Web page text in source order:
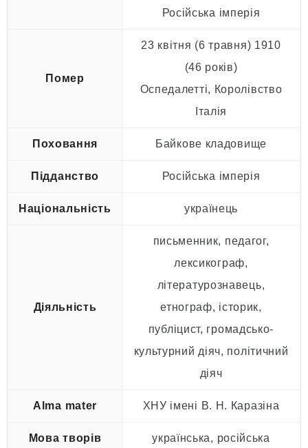
Російська імперія
Помер
23 квітня (6 травня) 1910
(46 років)
Оспедалетті, Королівство
Італія
Поховання Байкове кладовище
Підданство Російська імперія
Національність українець
Діяльність
письменник, педагог,
лексикограф,
літературознавець,
етнограф, історик,
публіцист, громадсько-
культурний діяч, політичний
діяч
Alma mater ХНУ імені В. Н. Каразіна
Мова творів українська, російська